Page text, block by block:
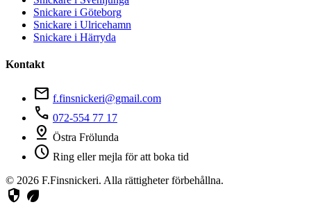
Snickare i Göteborg
Snickare i Ulricehamn
Snickare i Härryda
Kontakt
mail f.finsnickeri@gmail.com
phone 072-554 77 17
pin_drop Östra Frölunda
schedule Ring eller mejla för att boka tid
© 2026 F.Finsnickeri. Alla rättigheter förbehållna.
security eco